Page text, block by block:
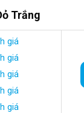
Trắng
giá
giá
giá
giá
giá